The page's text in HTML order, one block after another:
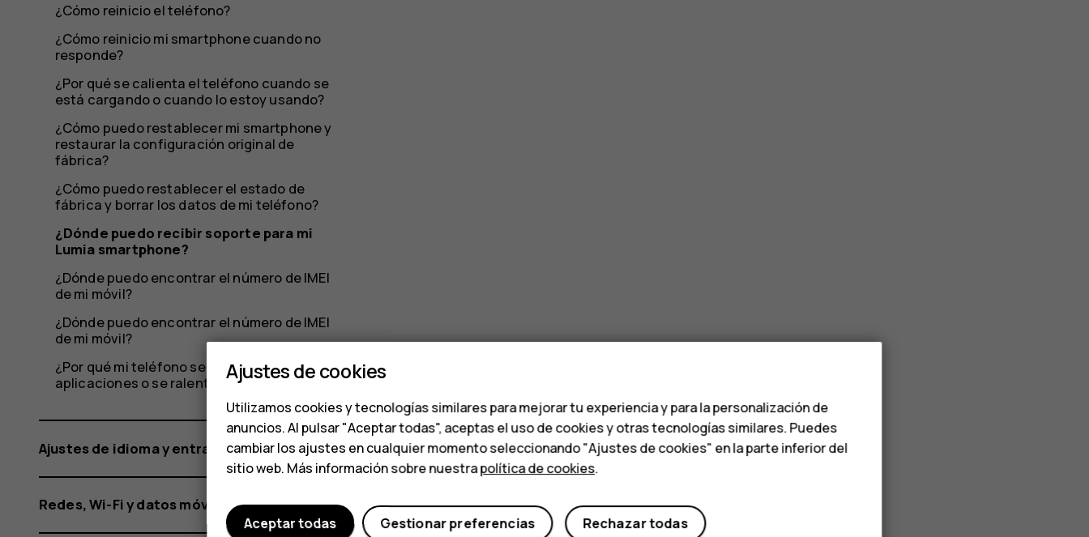
¿Cómo reinicio el teléfono?
¿Cómo reinicio mi smartphone cuando no
responde?
¿Por qué se calienta el teléfono cuando se
está cargando o cuando lo estoy usando?
¿Cómo puedo restablecer mi smartphone y
restaurar la configuración original de
fábrica?
¿Cómo puedo restablecer el estado de
fábrica y borrar los datos de mi teléfono?
¿Dónde puedo recibir soporte para mi
Lumia smartphone?
¿Dónde puedo encontrar el número de IMEI
de mi móvil?
¿Dónde puedo encontrar el número de IMEI
de mi móvil?
¿Por qué mi teléfono se calienta, cierra
aplicaciones o se ralentiza en ocasiones?
Ajustes de idioma y entrada
Redes, Wi-Fi y datos móviles
Ajustes de cookies
Utilizamos cookies y tecnologías similares para mejorar tu experiencia y para la personalización de
anuncios. Al pulsar "Aceptar todas", aceptas el uso de cookies y otras tecnologías similares. Puedes
cambiar los ajustes en cualquier momento seleccionando "Ajustes de cookies" en la parte inferior del
sitio web. Más información sobre nuestrapolítica de cookies.
Rechazar todas
Gestionar preferencias
Aceptar todas